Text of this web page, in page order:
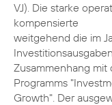
VJ). Die starke
kompensierte
weitgehend die im
Zusammenhang
Programms
Growth". Der